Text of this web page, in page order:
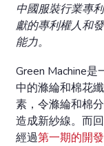
中國服裝行業專
獻的專利權人和
能力。
Green Machine
中的滌綸和棉花
素，令滌綸和棉
造成新紗線。而
經過第一期的開發